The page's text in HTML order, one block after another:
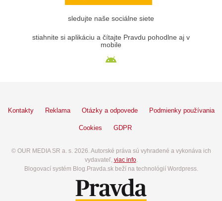
sledujte naše sociálne siete
stiahnite si aplikáciu a čítajte Pravdu pohodlne aj v
mobile
Kontakty Reklama Otázky a odpovede Podmienky používania
Cookies GDPR
© OUR MEDIA SR a. s. 2026. Autorské práva sú vyhradené a vykonáva ich
vydavateľ, viac info.
Blogovací systém Blog.Pravda.sk beží na technológií Wordpress.